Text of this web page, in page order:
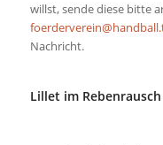
willst, sende diese bitte
Nachricht.
Lillet im Rebenrausch